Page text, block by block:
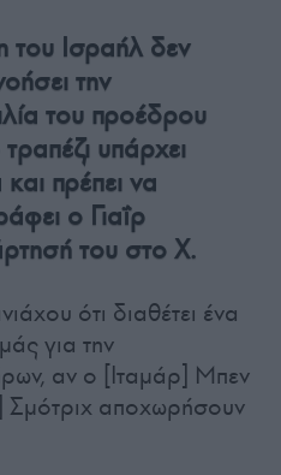
του Ισραήλ δεν
την
του προέδρου
υπάρχει
πρέπει να
ο Γιαΐρ
του στο Χ.
ότι διαθέτει ένα
για την
αν ο [Ιταμάρ] Μπεν
Σμότριχ αποχωρήσουν